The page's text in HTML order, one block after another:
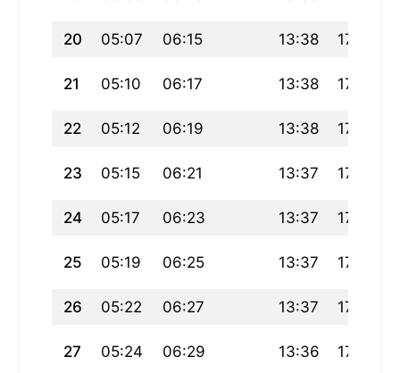
20 05:07 06:15 13:38 17:36
21 05:10 06:17 13:38 17:34
22 05:12 06:19 13:38 17:33
23 05:15 06:21 13:37 17:31
24 05:17 06:23 13:37 17:30
25 05:19 06:25 13:37 17:28
26 05:22 06:27 13:37 17:27
27 05:24 06:29 13:36 17:25